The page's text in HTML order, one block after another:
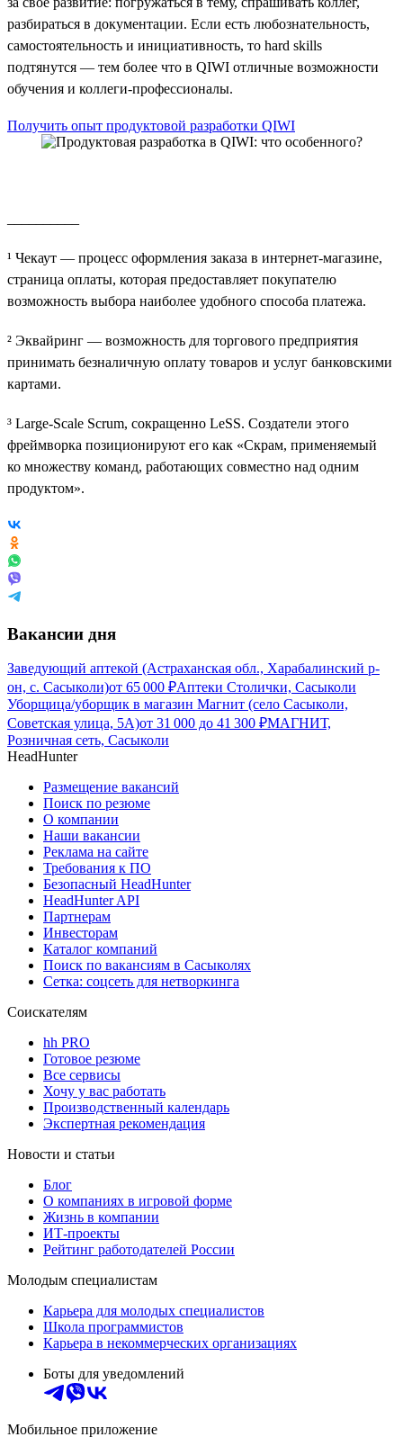
разбираться в документации. Если есть любознательность,
самостоятельность и инициативность, то hard skills
подтянутся — тем более что в QIWI отличные возможности
обучения и коллеги-профессионалы.
Получить опыт продуктовой разработки QIWI
¹ Чекаут — процесс оформления заказа в интернет-магазине,
страница оплаты, которая предоставляет покупателю
возможность выбора наиболее удобного способа платежа.
² Эквайринг — возможность для торгового предприятия
принимать безналичную оплату товаров и услуг банковскими
картами.
³ Large-Scale Scrum, сокращенно LeSS. Создатели этого
фреймворка позиционируют его как «Скрам, применяемый
ко множеству команд, работающих совместно над одним
продуктом».
Вакансии дня
Заведующий аптекой (Астраханская обл., Харабалинский р-
он, с. Сасыколи)от 65 000 ₽Аптеки Столички, Сасыколи
Уборщица/уборщик в магазин Магнит (село Сасыколи,
Советская улица, 5А)от 31 000 до 41 300 ₽МАГНИТ,
Розничная сеть, Сасыколи
HeadHunter
Размещение вакансий
Поиск по резюме
О компании
Наши вакансии
Реклама на сайте
Требования к ПО
Безопасный HeadHunter
HeadHunter API
Партнерам
Инвесторам
Каталог компаний
Поиск по вакансиям в Сасыколях
Сетка: соцсеть для нетворкинга
Соискателям
hh PRO
Готовое резюме
Все сервисы
Хочу у вас работать
Производственный календарь
Экспертная рекомендация
Новости и статьи
Блог
О компаниях в игровой форме
Жизнь в компании
ИТ-проекты
Рейтинг работодателей России
Молодым специалистам
Карьера для молодых специалистов
Школа программистов
Карьера в некоммерческих организациях
Боты для уведомлений
Мобильное приложение